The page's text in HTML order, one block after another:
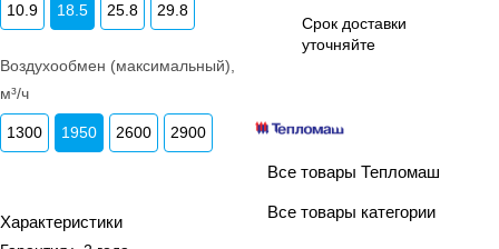
10.9 18.5 25.8 29.8
Воздухообмен (максимальный),
м³/ч
1300 1950 2600 2900
Характеристики
Срок доставки
уточняйте
Все товары Тепломаш
Все товары категории